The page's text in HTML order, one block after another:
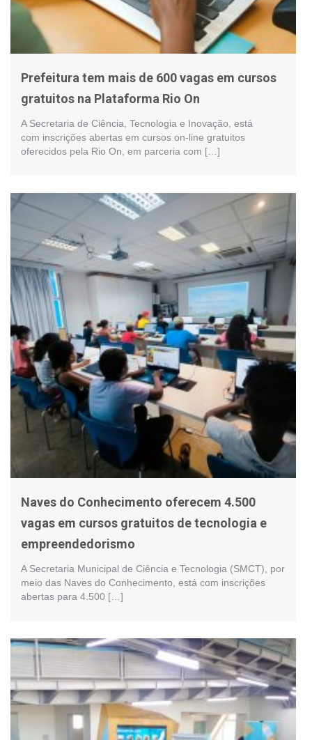
Prefeitura tem mais de 600 vagas em cursos
gratuitos na Plataforma Rio On
A Secretaria de Ciência, Tecnologia e Inovação, está
com inscrições abertas em cursos on-line gratuitos
oferecidos pela Rio On, em parceria com […]
Naves do Conhecimento oferecem 4.500
vagas em cursos gratuitos de tecnologia e
empreendedorismo
A Secretaria Municipal de Ciência e Tecnologia (SMCT), por
meio das Naves do Conhecimento, está com inscrições
abertas para 4.500 […]